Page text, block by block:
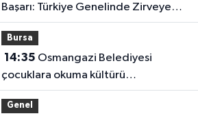
Başarı: Türkiye Genelinde Zirveye
Yerleşti!
Bursa
14:35
çocuklara okuma kültürü
kazandırıyor
Genel